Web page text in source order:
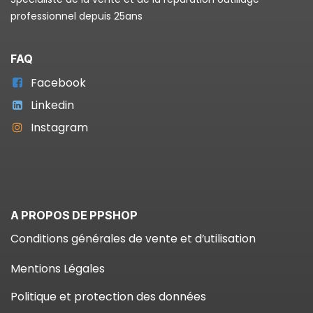
professionnel depuis 25ans
FAQ
Facebook
Linkedin
Instagram
A PROPOS DE PPSHOP
Conditions générales de vente et d’utilisation
Mentions Légales
Politique et protection des données